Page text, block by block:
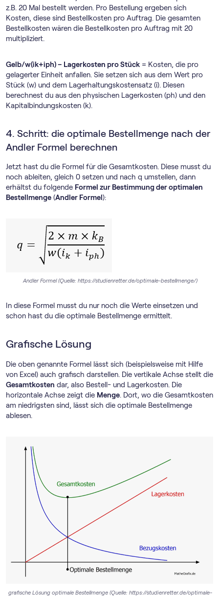
z.B. 20 Mal bestellt werden. Pro Bestellung ergeben sich
Kosten, diese sind Bestellkosten pro Auftrag. Die gesamten
Bestellkosten wären die Bestellkosten pro Auftrag mit 20
multipliziert.
Gelb/w(ik+iph) – Lagerkosten pro Stück = Kosten, die pro
gelagerter Einheit anfallen. Sie setzen sich aus dem Wert pro
Stück (w) und dem Lagerhaltungskostensatz (i). Diesen
berechnest du aus den physischen Lagerkosten (ph) und den
Kapitalbindungskosten (k).
4. Schritt: die optimale Bestellmenge nach der
Andler Formel berechnen
Jetzt hast du die Formel für die Gesamtkosten. Diese musst du
noch ableiten, gleich 0 setzen und nach q umstellen, dann
erhältst du folgende Formel zur Bestimmung der optimalen
Bestellmenge (Andler Formel ):
Andler Formel (Quelle: https://studienretter.de/optimale-bestellmenge/)
In diese Formel musst du nur noch die Werte einsetzen und
schon hast du die optimale Bestellmenge ermittelt.
Grafische Lösung
Die oben genannte Formel lässt sich (beispielsweise mit Hilfe
von Excel) auch grafisch darstellen. Die vertikale Achse stellt die
Gesamtkosten dar, also Bestell- und Lagerkosten. Die
horizontale Achse zeigt die Menge. Dort, wo die Gesamtkosten
am niedrigsten sind, lässt sich die optimale Bestellmenge
ablesen.
grafische Lösung optimale Bestellmenge (Quelle: https://studienretter.de/optimale-